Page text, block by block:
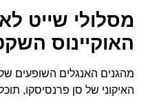
מסלולי שייט
האוקיינוס השקט
מהגנים האנגלים השופעים של
האיקוני של סן פרנסיסקו,